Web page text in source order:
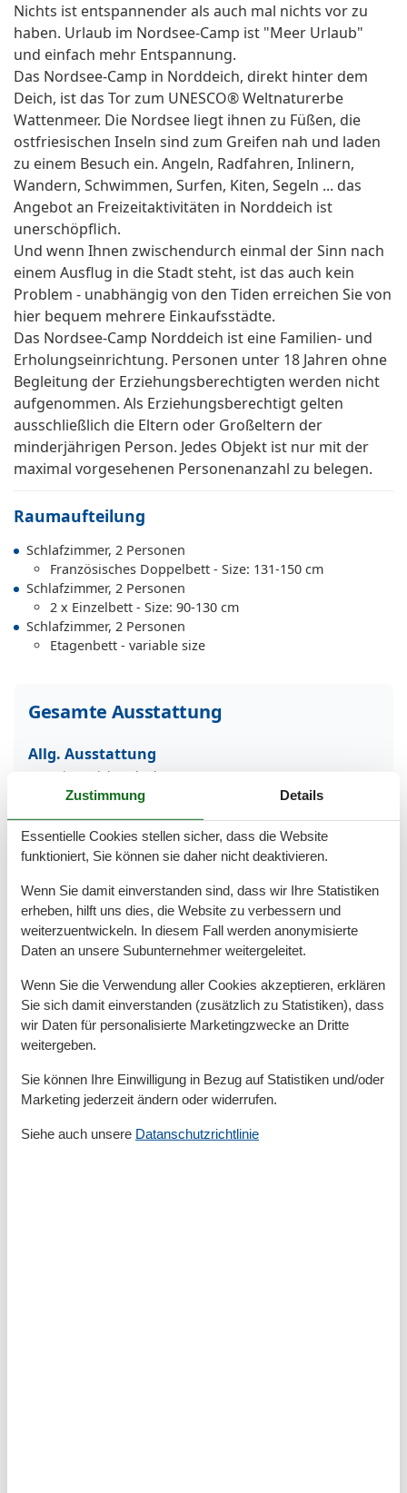
Nichts ist entspannender als auch mal nichts vor zu
haben. Urlaub im Nordsee-Camp ist "Meer Urlaub"
und einfach mehr Entspannung.
Das Nordsee-Camp in Norddeich, direkt hinter dem
Deich, ist das Tor zum UNESCO® Weltnaturerbe
Wattenmeer. Die Nordsee liegt ihnen zu Füßen, die
ostfriesischen Inseln sind zum Greifen nah und laden
zu einem Besuch ein. Angeln, Radfahren, Inlinern,
Wandern, Schwimmen, Surfen, Kiten, Segeln ... das
Angebot an Freizeitaktivitäten in Norddeich ist
unerschöpflich.
Und wenn Ihnen zwischendurch einmal der Sinn nach
einem Ausflug in die Stadt steht, ist das auch kein
Problem - unabhängig von den Tiden erreichen Sie von
hier bequem mehrere Einkaufsstädte.
Das Nordsee-Camp Norddeich ist eine Familien- und
Erholungseinrichtung. Personen unter 18 Jahren ohne
Begleitung der Erziehungsberechtigten werden nicht
aufgenommen. Als Erziehungsberechtigt gelten
ausschließlich die Eltern oder Großeltern der
minderjährigen Person. Jedes Objekt ist nur mit der
maximal vorgesehenen Personenanzahl zu belegen.
Raumaufteilung
Schlafzimmer, 2 Personen
Französisches Doppelbett - Size: 131-150 cm
Schlafzimmer, 2 Personen
2 x Einzelbett - Size: 90-130 cm
Schlafzimmer, 2 Personen
Etagenbett - variable size
Gesamte Ausstattung
Allg. Ausstattung
Haustiere nicht erlaubt
Heizung
Rauchmelder
WLAN
Außen
Terrasse/Veranda
Außenanlage
Badezimmer
Dusche
Gäste-WC
Basic
Größe
Gästetoiletten
Wohnzimmer
Zustimmung Details
Essentielle Cookies stellen sicher, dass die Website
funktioniert, Sie können sie daher nicht deaktivieren.
Wenn Sie damit einverstanden sind, dass wir Ihre Statistiken
erheben, hilft uns dies, die Website zu verbessern und
weiterzuentwickeln. In diesem Fall werden anonymisierte
Daten an unsere Subunternehmer weitergeleitet.
Wenn Sie die Verwendung aller Cookies akzeptieren, erklären
Sie sich damit einverstanden (zusätzlich zu Statistiken), dass
wir Daten für personalisierte Marketingzwecke an Dritte
weitergeben.
Sie können Ihre Einwilligung in Bezug auf Statistiken und/oder
Marketing jederzeit ändern oder widerrufen.
Siehe auch unsere Datanschutzrichtlinie